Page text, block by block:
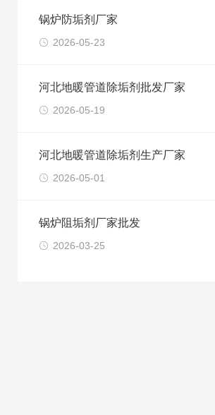
锅炉防垢剂厂家
2026-05-23
河北地暖管道除垢剂批发厂家
2026-05-19
河北地暖管道除垢剂生产厂家
2026-05-01
锅炉阻垢剂厂家批发
2026-03-25